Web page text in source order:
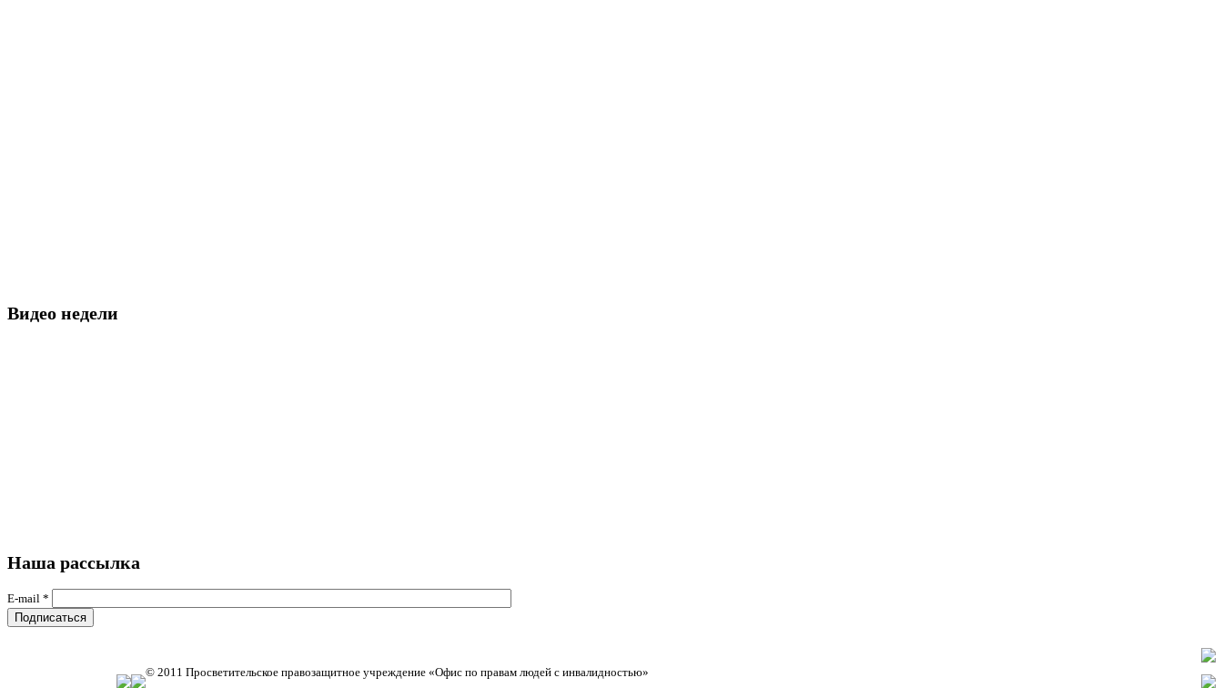
Видео недели
Наша рассылка
E-mail *
© 2011 Просветительское правозащитное учреждение «Офис по правам людей с инвалидностью»